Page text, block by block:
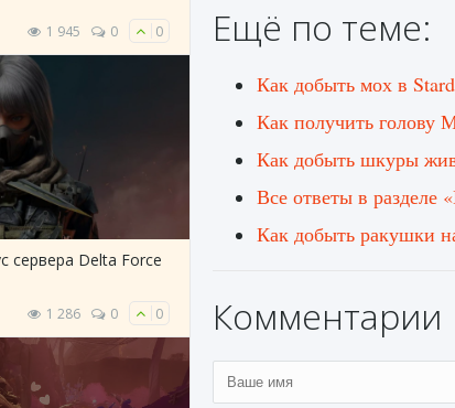
1 945 0 0
сервера Delta Force
1 286 0 0
Ещё по теме:
Как добыть мох в
Как получить голову
Как добыть шкуры
Все ответы в разделе
Как добыть ракушки
Комментарии